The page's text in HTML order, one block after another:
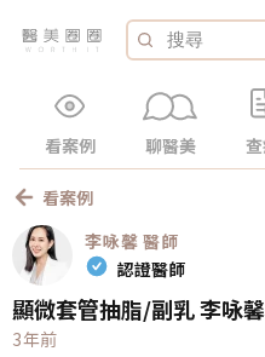
看案例 聊醫美
看案例
李咏馨 醫師
認證醫師
顯微套管抽脂/副乳 李咏
3年前